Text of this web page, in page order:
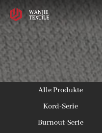
Alle Produkte
Kord-Serie
Burnout-Serie